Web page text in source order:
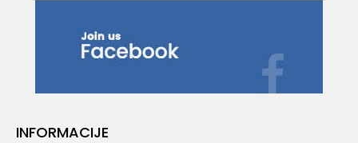
INFORMACIJE